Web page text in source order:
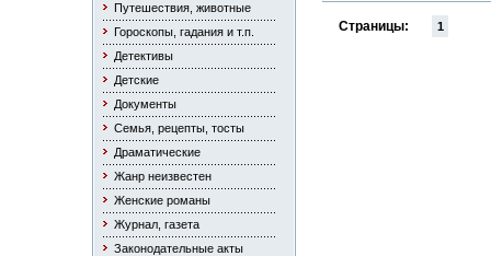
Путешествия, животные
Гороскопы, гадания и т.п.
Детективы
Детские
Документы
Семья, рецепты, тосты
Драматические
Жанр неизвестен
Женские романы
Журнал, газета
Законодательные акты
Страницы: 1